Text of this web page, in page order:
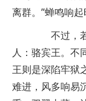
离群。”蝉鸣响
不过，若
人：骆宾王。不
王则是深陷牢狱
难进，风多响易